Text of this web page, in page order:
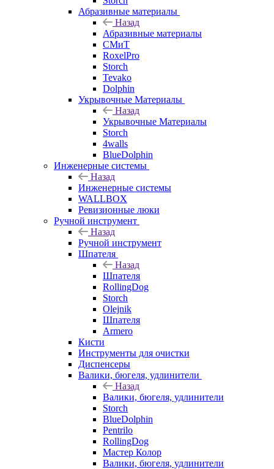
Абразивные материалы
Назад
Абразивные материалы
СМиТ
RoxelPro
Storch
Tevako
Dolphin
Укрывочные Материалы
Назад
Укрывочные Материалы
Storch
4walls
BlueDolphin
Инженерные системы
Назад
Инженерные системы
WALLBOX
Ревизионные люки
Ручной инструмент
Назад
Ручной инструмент
Шпателя
Назад
Шпателя
RollingDog
Storch
Olejnik
Шпателя
Armero
Кисти
Инструменты для очистки
Диспенсеры
Валики, бюгеля, удлинители
Назад
Валики, бюгеля, удлинители
Storch
BlueDolphin
Pentrilo
RollingDog
Мастер Колор
Валики, бюгеля, удлинители